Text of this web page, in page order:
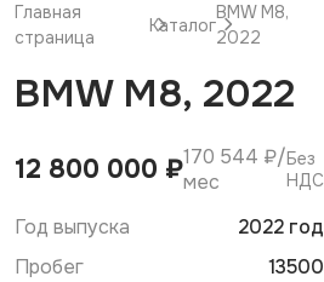
Главная
страница
Каталог
BMW M8,
2022
BMW M8, 2022
12 800 000 ₽170 544 ₽/
мес
Без
НДС
Год выпуска
2022 год
Пробег
13500